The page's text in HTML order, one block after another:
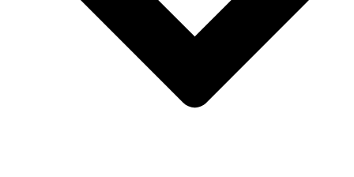
Buchbesprechungen von Harald Schwiers
Haralds Streifzüge
Hörtipps von Harald Schwiers
Kunstausflüge mit Sigrid Balke
Marc Peschke – Out of The Länd
Buchtipps von Uli Rothfuss